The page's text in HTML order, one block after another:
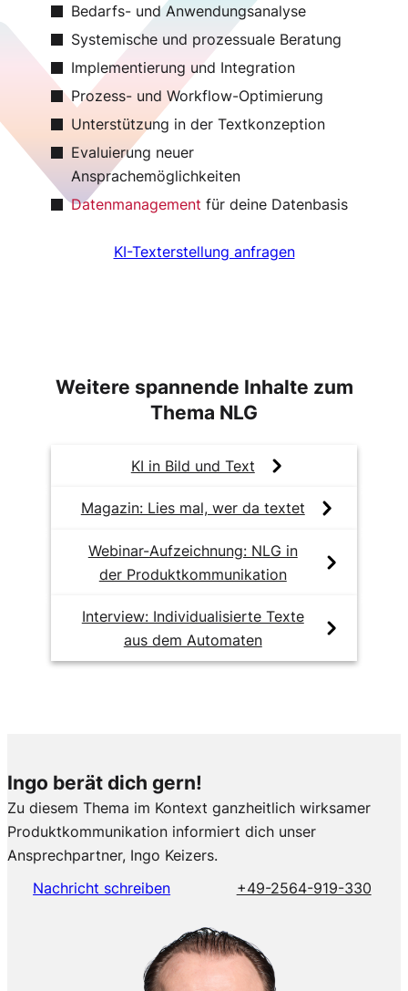
Bedarfs- und Anwendungsanalyse
Systemische und prozessuale Beratung
Implementierung und Integration
Prozess- und Workflow-Optimierung
Unterstützung in der Textkonzeption
Evaluierung neuer
Ansprachemöglichkeiten
Datenmanagement für deine Datenbasis
KI-Texterstellung anfragen
Weitere spannende Inhalte zum
Thema NLG
KI in Bild und Text
Magazin: Lies mal, wer da textet
Webinar-Aufzeichnung: NLG in
der Produktkommunikation
Interview: Individualisierte Texte
aus dem Automaten
Ingo berät dich gern!
Zu diesem Thema im Kontext ganzheitlich wirksamer
Produktkommunikation informiert dich unser
Ansprechpartner, Ingo Keizers.
Nachricht schreiben
+49-2564-919-330